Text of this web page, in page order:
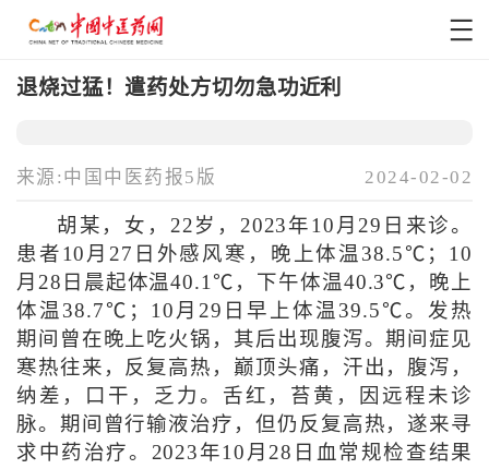
退烧过猛！遣药处方切勿急功近利
来源:中国中医药报5版 2024-02-02
胡某，女，22岁，2023年10月29日来诊。
患者10月27日外感风寒，晚上体温38.5℃；10
月28日晨起体温40.1℃，下午体温40.3℃，晚上
体温38.7℃；10月29日早上体温39.5℃。发热
期间曾在晚上吃火锅，其后出现腹泻。期间症见
寒热往来，反复高热，巅顶头痛，汗出，腹泻，
纳差，口干，乏力。舌红，苔黄，因远程未诊
脉。期间曾行输液治疗，但仍反复高热，遂来寻
求中药治疗。2023年10月28日血常规检查结果